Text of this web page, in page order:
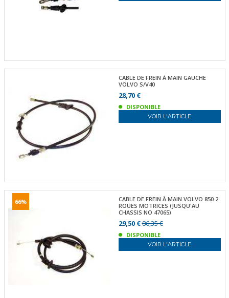
CABLE DE FREIN À MAIN GAUCHE
VOLVO S/V40
28,70 €
DISPONIBLE
VOIR L'ARTICLE
66%
CABLE DE FREIN À MAIN VOLVO 850 2
ROUES MOTRICES (JUSQU'AU
CHASSIS NO 47065)
29,50 €86,35 €
DISPONIBLE
VOIR L'ARTICLE